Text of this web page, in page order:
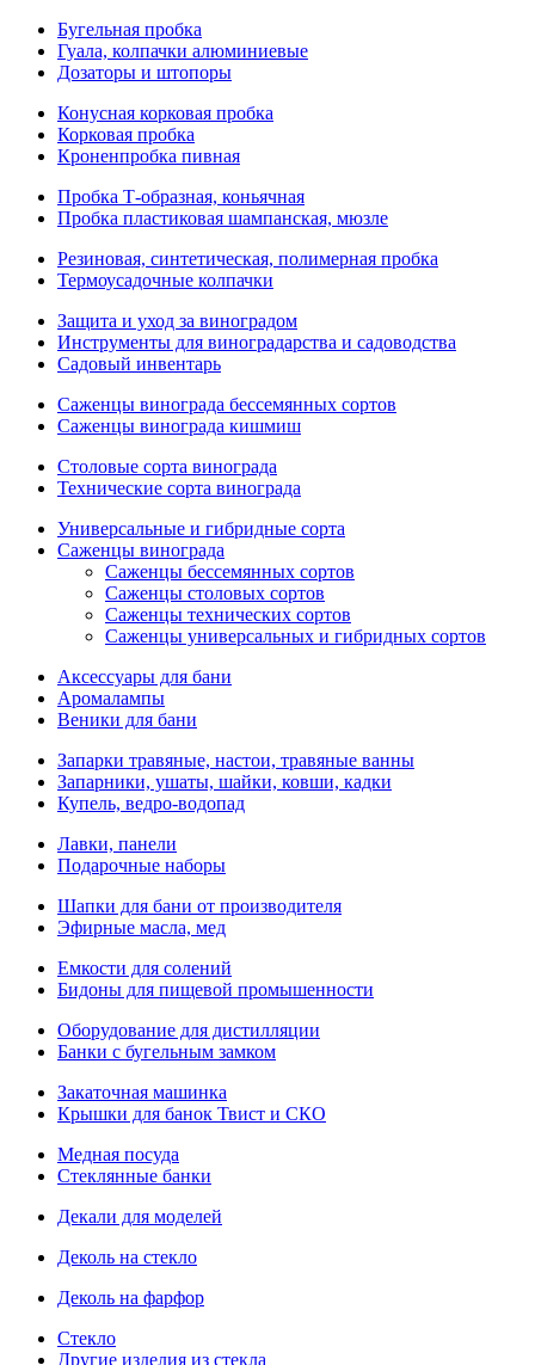
Бугельная пробка
Гуала, колпачки алюминиевые
Дозаторы и штопоры
Конусная корковая пробка
Корковая пробка
Кроненпробка пивная
Пробка Т-образная, коньячная
Пробка пластиковая шампанская, мюзле
Резиновая, синтетическая, полимерная пробка
Термоусадочные колпачки
Защита и уход за виноградом
Инструменты для виноградарства и садоводства
Садовый инвентарь
Саженцы винограда бессемянных сортов
Саженцы винограда кишмиш
Столовые сорта винограда
Технические сорта винограда
Универсальные и гибридные сорта
Саженцы винограда
Саженцы бессемянных сортов
Саженцы столовых сортов
Саженцы технических сортов
Саженцы универсальных и гибридных сортов
Аксессуары для бани
Аромалампы
Веники для бани
Запарки травяные, настои, травяные ванны
Запарники, ушаты, шайки, ковши, кадки
Купель, ведро-водопад
Лавки, панели
Подарочные наборы
Шапки для бани от производителя
Эфирные масла, мед
Емкости для солений
Бидоны для пищевой промышенности
Оборудование для дистилляции
Банки с бугельным замком
Закаточная машинка
Крышки для банок Твист и СКО
Медная посуда
Стеклянные банки
Декали для моделей
Деколь на стекло
Деколь на фарфор
Стекло
Другие изделия из стекла